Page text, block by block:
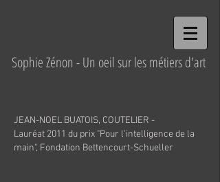
Sophie Zénon - Un oeil sur les métiers d'art
JEAN-NOEL BUATOIS, COUTELIER -
Lauréat 2011 du prix "Pour l'intelligence de la
main", Fondation Bettencourt-Schueller